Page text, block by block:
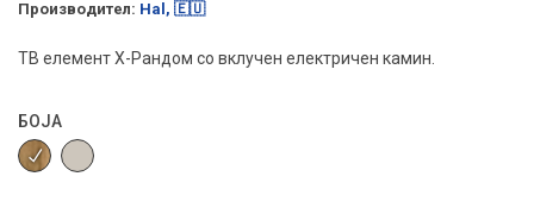
Производител: Hal, 🇪🇺
ТВ елемент Х-Рандом со вклучен електричен камин.
БОЈА